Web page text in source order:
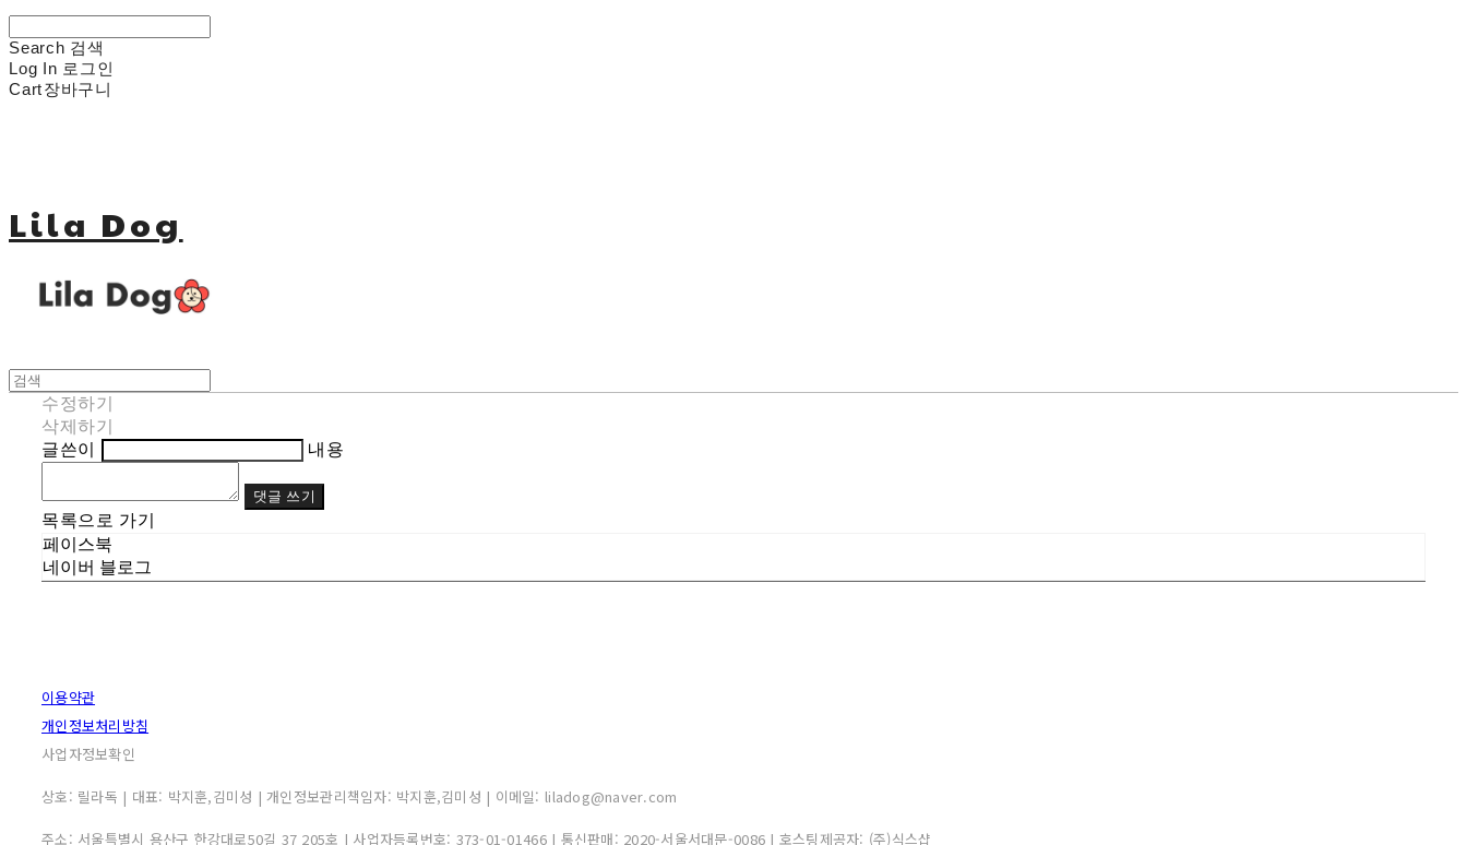
Search 검색
Log In 로그인
Cart장바구니
Lila Dog
수정하기
삭제하기
글쓴이
내용
댓글 쓰기
목록으로 가기
페이스북
네이버 블로그
이용약관
개인정보처리방침
사업자정보확인
상호: 릴라독 | 대표: 박지훈,김미성 | 개인정보관리책임자: 박지훈,김미성 | 이메일: liladog@naver.com
주소: 서울특별시 용산구 한강대로50길 37 205호 | 사업자등록번호: 373-01-01466| 통신판매: 2020-서울서대문-0086 | 호스팅제공자: (주)식스샵